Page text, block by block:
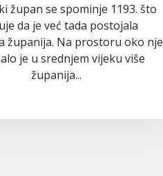
župan se spominje 1193. što
da je već tada postojala
županija. Na prostoru oko nje
je u srednjem vijeku više
županija...